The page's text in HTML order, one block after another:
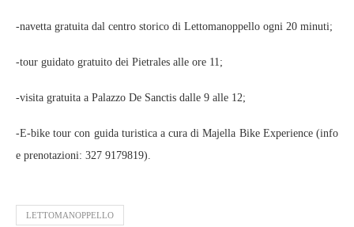
-navetta gratuita dal centro storico di Lettomanoppello ogni 20 minuti;
-tour guidato gratuito dei Pietrales alle ore 11;
-visita gratuita a Palazzo De Sanctis dalle 9 alle 12;
-E-bike tour con guida turistica a cura di Majella Bike Experience (info
e prenotazioni: 327 9179819).
LETTOMANOPPELLO